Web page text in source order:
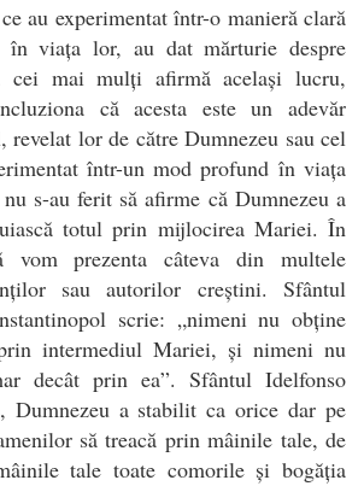
au experimentat într-o manieră clară
în viața lor, au dat mărturie despre
cei mai mulți afirmă același lucru,
că acesta este un adevăr
lor de către Dumnezeu sau cel
într-un mod profund în viața
s-au ferit să afirme că Dumnezeu a
totul prin mijlocirea Mariei. În
vom prezenta câteva din multele
sau autorilor creștini. Sfântul
scrie: „nimeni nu obține
intermediul Mariei, și nimeni nu
decât prin ea”. Sfântul Idelfonso
Dumnezeu a stabilit ca orice dar pe
să treacă prin mâinile tale, de
tale toate comorile și bogăția